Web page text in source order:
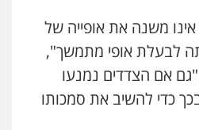
משנה את אופייה של
לבעלת אופי מתמשך",
אם הצדדים נמנעו
כדי להשיב את סמכותו
נוסבוים
וחקירות נוער עורכי דין